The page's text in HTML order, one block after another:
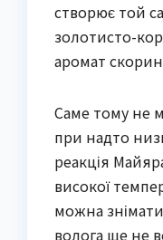
створює той
золотисто-
аромат
Саме тому не
при надто
реакція
високої
можна
волога ще не